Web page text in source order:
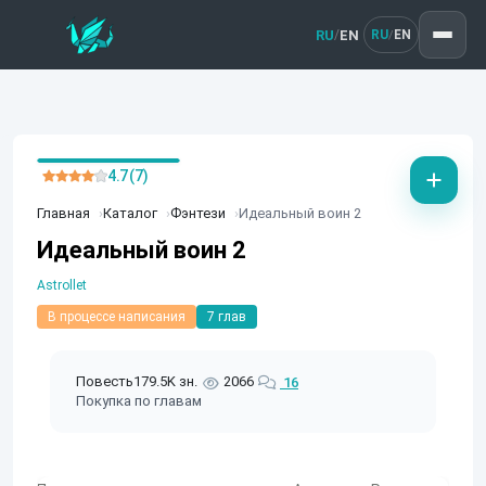
RU/EN RU/ EN
Главная Каталог Фэнтези Идеальный воин 2
Идеальный воин 2
Astrollet
В процессе написания 7 глав
Повесть179.5K зн. 2066
16
Покупка по главам
4.7 (7)